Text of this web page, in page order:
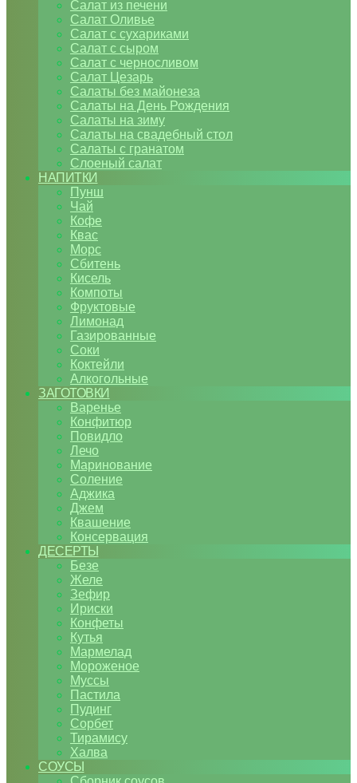
Салат из печени
Салат Оливье
Салат с сухариками
Салат с сыром
Салат с черносливом
Салат Цезарь
Салаты без майонеза
Салаты на День Рождения
Салаты на зиму
Салаты на свадебный стол
Салаты с гранатом
Слоеный салат
НАПИТКИ
Пунш
Чай
Кофе
Квас
Морс
Сбитень
Кисель
Компоты
Фруктовые
Лимонад
Газированные
Соки
Коктейли
Алкогольные
ЗАГОТОВКИ
Варенье
Конфитюр
Повидло
Лечо
Маринование
Соление
Аджика
Джем
Квашение
Консервация
ДЕСЕРТЫ
Безе
Желе
Зефир
Ириски
Конфеты
Кутья
Мармелад
Мороженое
Муссы
Пастила
Пудинг
Сорбет
Тирамису
Халва
СОУСЫ